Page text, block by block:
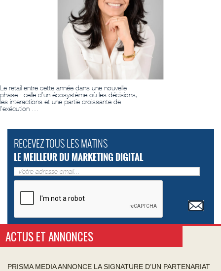
Le retail entre cette année dans une nouvelle
phase : celle d’un écosystème où les décisions,
les interactions et une partie croissante de
l’exécution …
RECEVEZ TOUS LES MATINS
LE MEILLEUR DU MARKETING DIGITAL
ACTUS ET ANNONCES
PRISMA MEDIA ANNONCE LA SIGNATURE D’UN PARTENARIAT